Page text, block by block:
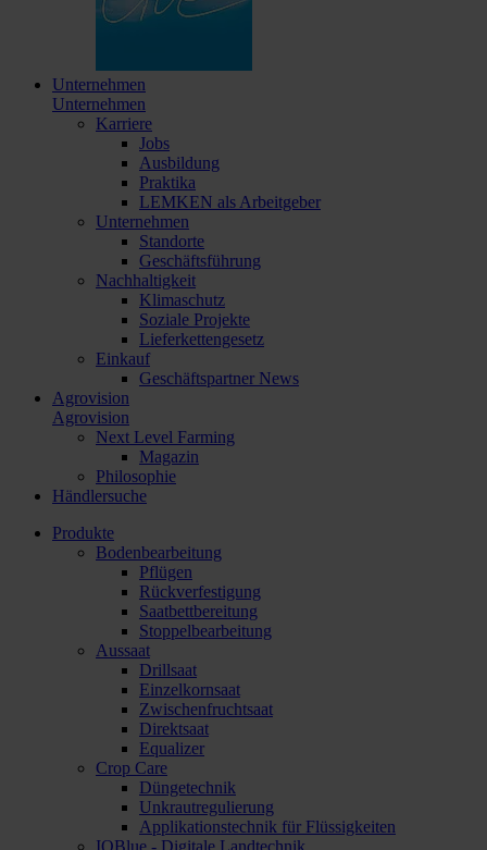
Unternehmen
Unternehmen
Karriere
Jobs
Ausbildung
Praktika
LEMKEN als Arbeitgeber
Unternehmen
Standorte
Geschäftsführung
Nachhaltigkeit
Klimaschutz
Soziale Projekte
Lieferkettengesetz
Einkauf
Geschäftspartner News
Agrovision
Agrovision
Next Level Farming
Magazin
Philosophie
Händlersuche
Produkte
Bodenbearbeitung
Pflügen
Rückverfestigung
Saatbettbereitung
Stoppelbearbeitung
Aussaat
Drillsaat
Einzelkornsaat
Zwischenfruchtsaat
Direktsaat
Equalizer
Crop Care
Düngetechnik
Unkrautregulierung
Applikationstechnik für Flüssigkeiten
IQBlue - Digitale Landtechnik